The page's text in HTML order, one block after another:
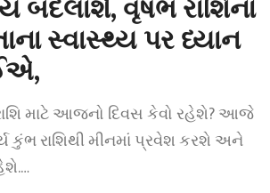
બદલાશે, વૃષભ રાશિના
સ્વાસ્થ્ય પર ધ્યાન
માટે આજનો દિવસ કેવો રહેશે? આજે
કુંભ રાશિથી મીનમાં પ્રવેશ કરશે અને